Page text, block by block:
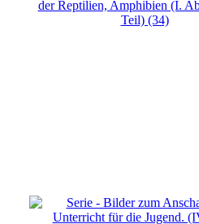
der Reptilien, Amphibien (I.
Teil) (34)